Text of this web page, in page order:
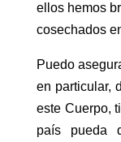
ellos hemos
cosechados
Puedo
en particular,
este Cuerpo,
país pueda